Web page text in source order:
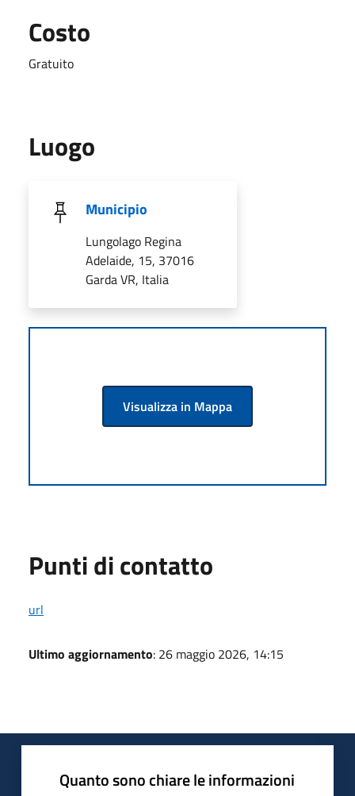
Costo
Gratuito
Luogo
Municipio
Lungolago Regina
Adelaide, 15, 37016
Garda VR, Italia
Visualizza in Mappa
Punti di contatto
url
Ultimo aggiornamento: 26 maggio 2026, 14:15
Quanto sono chiare le informazioni